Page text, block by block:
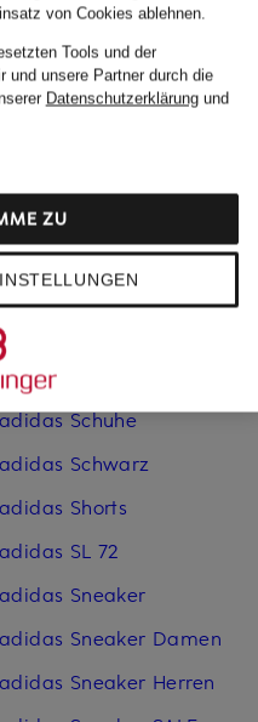
Pink
Retro Sneaker
Rot
Sale
SAMBA
Schuhe
adidas Schwarz
adidas Shorts
adidas SL 72
adidas Sneaker
adidas Sneaker Damen
adidas Sneaker Herren
von Cookies ablehnen.
Tools und der
und unsere Partner durch die
Datenschutzerklärungund
ZU